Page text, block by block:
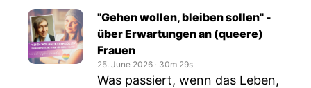
"Gehen wollen, bleiben sollen" -
über Erwartungen an (queere)
Frauen
25. June 2026 ‧ 30m 29s
Was passiert, wenn das Leben,